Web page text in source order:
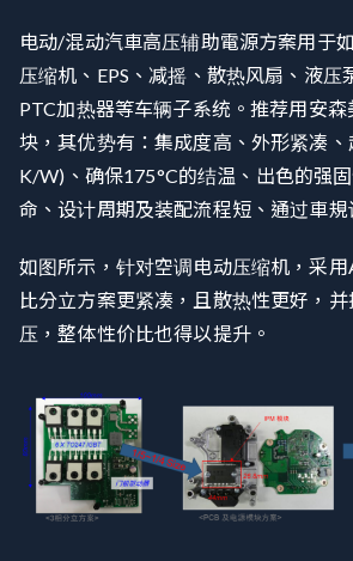
电动/混动汽車高压辅助電源方案用于
压缩机、EPS、减摇、散热风扇、液压
PTC加热器等车辆子系统。推荐用安
块，其优势有：集成度高、外形紧凑
K/W)、确保175°C的结温、出色的强
命、设计周期及装配流程短、通过車規
如图所示，针对空调电动压缩机，采
比分立方案更紧凑，且散热性更好，
压，整体性价比也得以提升。